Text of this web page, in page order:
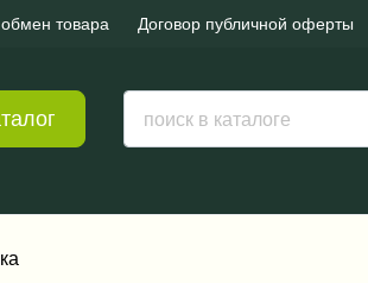
товара Договор публичной оферты